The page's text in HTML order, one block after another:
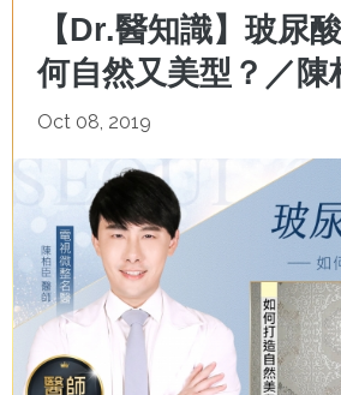
【Dr.醫知識】玻尿
何自然又美型？／陳
Oct 08, 2019